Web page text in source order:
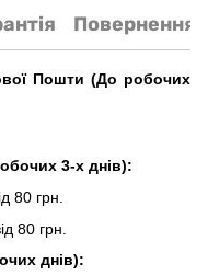
Повернення
Пошти(До робочих
3-х днів):
80 грн.
80 грн.
днів):